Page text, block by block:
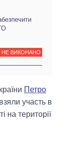
НЕ ВИКОНАНО
Петро
участь в
на території